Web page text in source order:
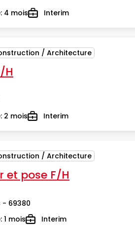
4 moisTypeInterim
/ Architecture
H
2 moisTypeInterim
/ Architecture
et pose F/H
- 69380
1 mois Interim